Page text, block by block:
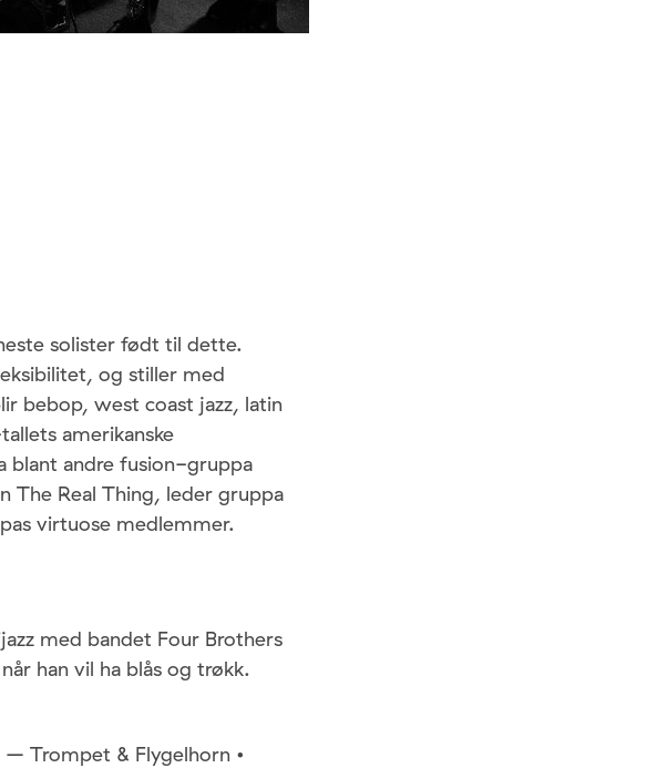
solister født til dette.
og stiller med
bebop, west coast jazz, latin
amerikanske
blant andre fusion-gruppa
The Real Thing, leder gruppa
virtuose medlemmer.
med bandet Four Brothers
han vil ha blås og trøkk.
Trompet & Flygelhorn •